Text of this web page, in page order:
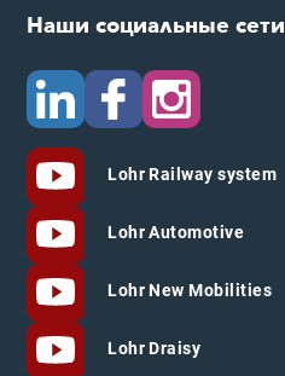
Наши социальные сети
Lohr Railway system
Lohr Automotive
Lohr New Mobilities
Lohr Draisy